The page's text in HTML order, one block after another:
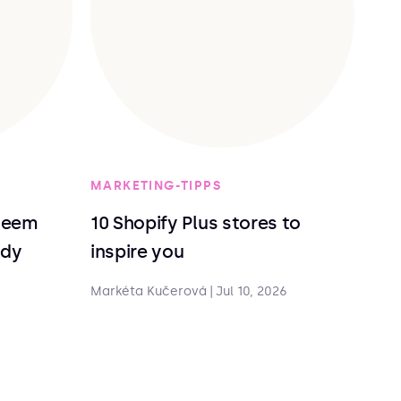
MARKETING-TIPPS
10 Shopify Plus stores to
inspire you
Markéta Kučerová Jul 10, 2026